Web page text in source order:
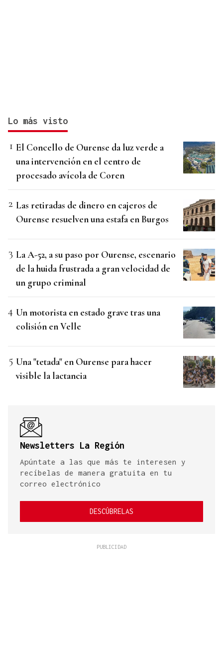
Lo más visto
El Concello de Ourense da luz verde a
una intervención en el centro de
procesado avícola de Coren
Las retiradas de dinero en cajeros de
Ourense resuelven una estafa en Burgos
La A-52, a su paso por Ourense, escenario
de la huida frustrada a gran velocidad de
un grupo criminal
Un motorista en estado grave tras una
colisión en Velle
Una "tetada" en Ourense para hacer
visible la lactancia
Newsletters La Región
Apúntate a las que más te interesen y
recíbelas de manera gratuita en tu
correo electrónico
DESCÚBRELAS